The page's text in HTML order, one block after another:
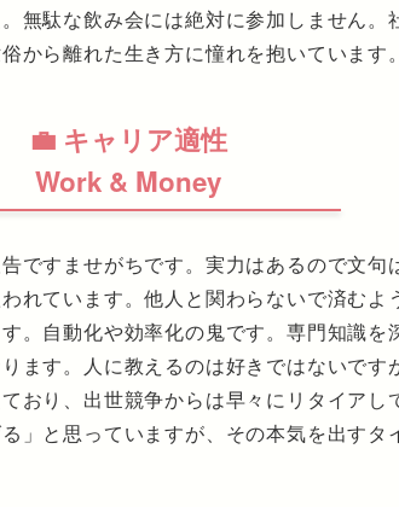
無駄な飲み会には絶対に参加しません
から離れた生き方に憧れを抱いています
💼 キャリア適性
Work & Money
ですませがちです。実力はあるので文
れています。他人と関わらないで済む
。自動化や効率化の鬼です。専門知識
ます。人に教えるのは好きではないで
おり、出世競争からは早々にリタイア
」と思っていますが、その本気を出す